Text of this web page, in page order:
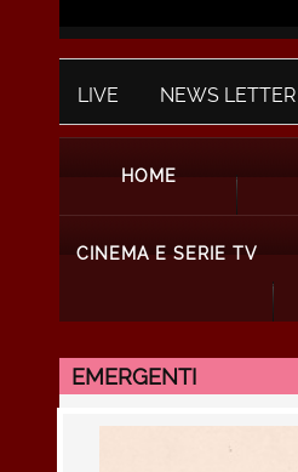
LIVE NEWS LETTER
HOME
CINEMA E SERIE TV
EMERGENTI